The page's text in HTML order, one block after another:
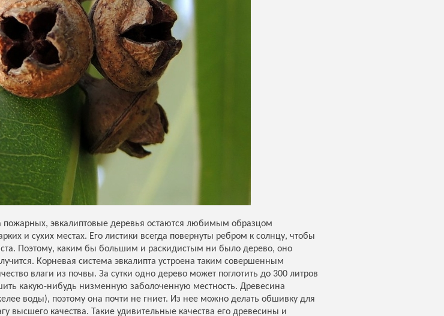
эвкалиптовые деревья остаются любимым образцом
и сухих местах. Его листики всегда повернуты ребром к солнцу, чтобы
Поэтому, каким бы большим и раскидистым ни было дерево, оно
Корневая система эвкалипта устроена таким совершенным
влаги из почвы. За сутки одно дерево может поглотить до 300 литров
какую-нибудь низменную заболоченную местность. Древесина
воды), поэтому она почти не гниет. Из нее можно делать обшивку для
высшего качества. Такие удивительные качества его древесины и